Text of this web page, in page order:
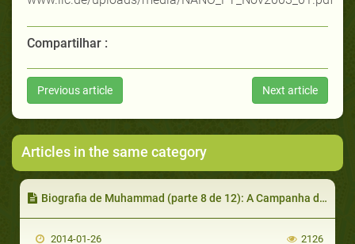
Compartilhar :
Previous article Next article
Articles in the same category
Biografia de Muhammad (parte 8 de 12): A Campanha de Badr
2014-01-26 2126